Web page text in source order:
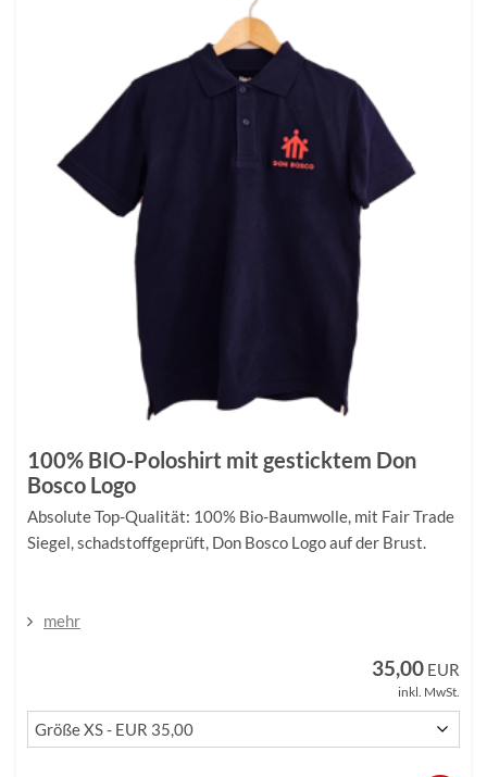
100% BIO-Poloshirt mit gesticktem Don
Bosco Logo
Absolute Top-Qualität: 100% Bio-Baumwolle, mit Fair Trade
Siegel, schadstoffgeprüft, Don Bosco Logo auf der Brust.
mehr
35,00 EUR
inkl. MwSt.